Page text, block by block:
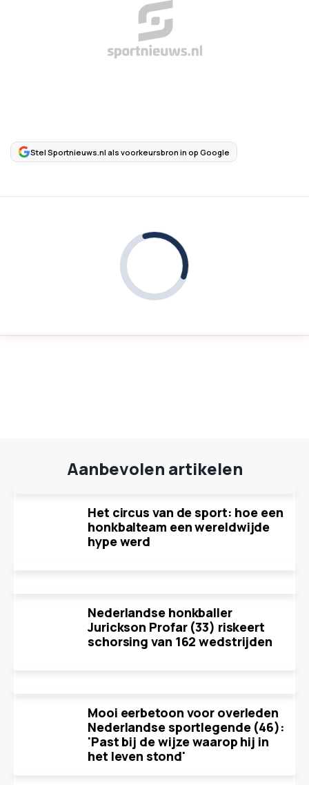
Stel Sportnieuws.nl als voorkeursbron in op Google
Aanbevolen artikelen
Het circus van de sport: hoe een
honkbalteam een wereldwijde
hype werd
Nederlandse honkballer
Jurickson Profar (33) riskeert
schorsing van 162 wedstrijden
Mooi eerbetoon voor overleden
Nederlandse sportlegende (46):
'Past bij de wijze waarop hij in
het leven stond'